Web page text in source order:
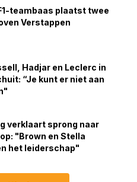
teambaas plaatst twee
Verstappen
Hadjar en Leclerc in
“Je kunt er niet aan
verklaart sprong naar
"Brown en Stella
het leiderschap"